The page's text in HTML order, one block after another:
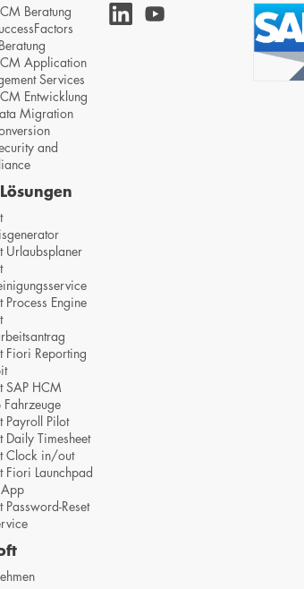
Beratung
Application
Services
Entwicklung
Migration
and
Urlaubsplaner
Process Engine
Fiori Reporting
SAP HCM
Fahrzeuge
Payroll Pilot
Daily Timesheet
Clock in/out
Fiori Launchpad
Password-Reset